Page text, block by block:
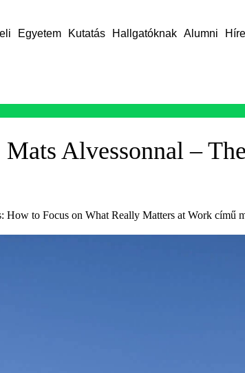
Egyetem Kutatás Hallgatóknak Alumni
Alvessonnal –
How to Focus on What Really Matters at Work című